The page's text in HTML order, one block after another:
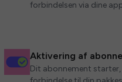
forbindelsen via dine
Aktivering af
Dit abonnement